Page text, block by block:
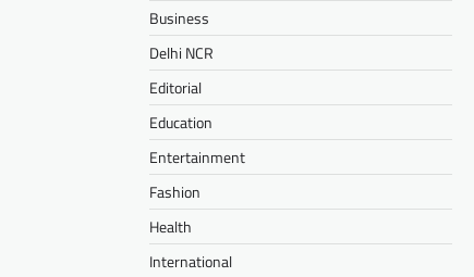
Business
Delhi NCR
Editorial
Education
Entertainment
Fashion
Health
International